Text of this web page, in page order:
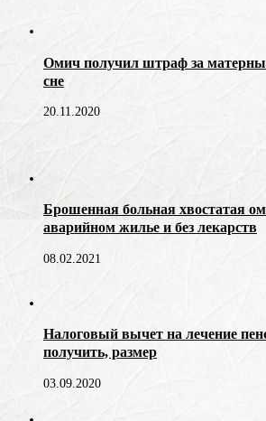
Омич получил штраф за
сне
20.11.2020
Брошенная больная хвостатая
аварийном жилье и без лекарств
08.02.2021
Налоговый вычет на лечение
получить, размер
03.09.2020